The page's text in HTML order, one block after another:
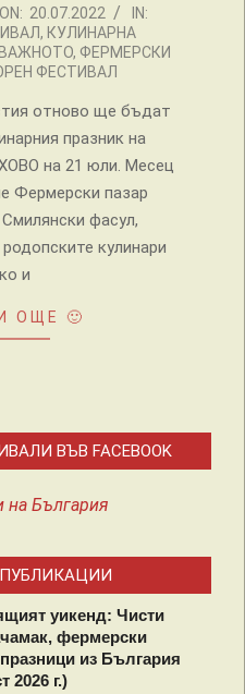
ON: 20.07.2022
IN:
, КУЛИНАРНА
, ФЕРМЕРСКИ
ФЕСТИВАЛ
отново ще бъдат
празник на
на 21 юли. Месец
Фермерски пазар
фасул,
кулинари
и
ОЩЕ 🙂
ВЪВ FACEBOOK
на България
уикенд: Чисти
фермерски
из България
2026 г.)